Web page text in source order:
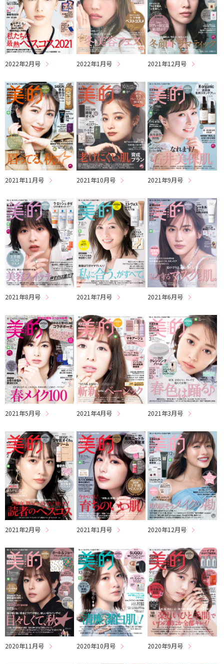
2022年2月号 2022年1月号 2021年12月号
2021年11月号 2021年10月号 2021年9月号
2021年8月号 2021年7月号 2021年6月号
2021年5月号 2021年4月号 2021年3月号
2021年2月号 2021年1月号 2020年12月号
2020年11月号 2020年10月号 2020年9月号